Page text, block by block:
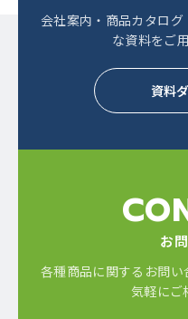
会社案内・商品カタログ
な資料をご
資料
お
各種商品に関するお問い
気軽にご